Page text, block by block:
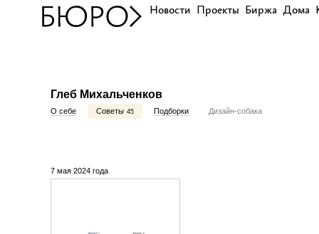
Новости Проекты Биржа Дома
Глеб Михальченков
О себе Советы 45 Подборки Дизайн-собака
7 мая 2024 года